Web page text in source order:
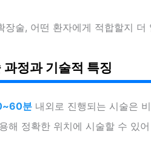
장술, 어떤 환자에게 적합할지 더
과정과 기술적 특징
분 내외로 진행되는 시술은
해 정확한 위치에 시술할 수 있